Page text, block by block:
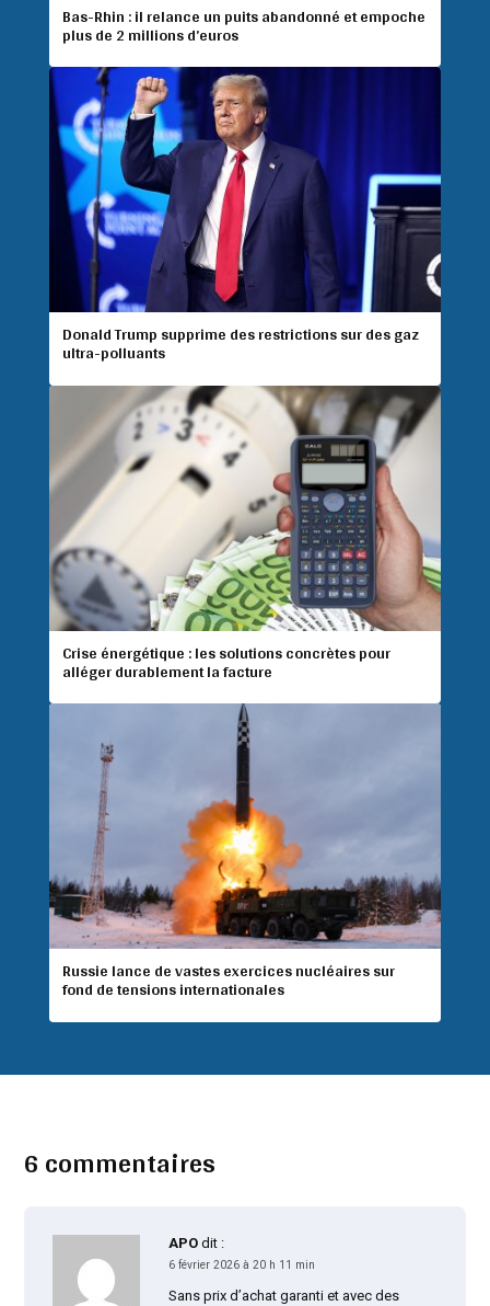
Bas-Rhin : il relance un puits abandonné et empoche
plus de 2 millions d’euros
Donald Trump supprime des restrictions sur des gaz
ultra-polluants
Crise énergétique : les solutions concrètes pour
alléger durablement la facture
Russie lance de vastes exercices nucléaires sur
fond de tensions internationales
6 commentaires
APO dit :
6 février 2026 à 20 h 11 min
Sans prix d’achat garanti et avec des